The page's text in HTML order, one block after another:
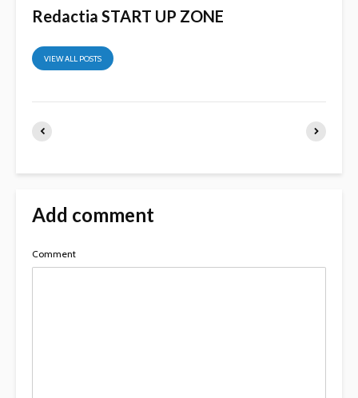
Redactia START UP ZONE
VIEW ALL POSTS
Add comment
Comment